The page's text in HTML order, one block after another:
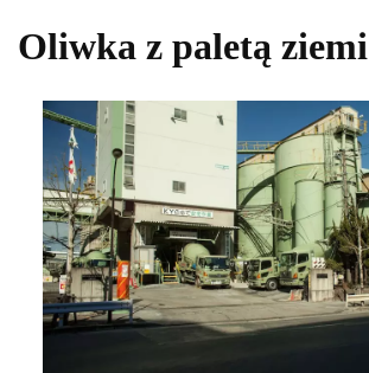
Oliwka z paletą ziemi